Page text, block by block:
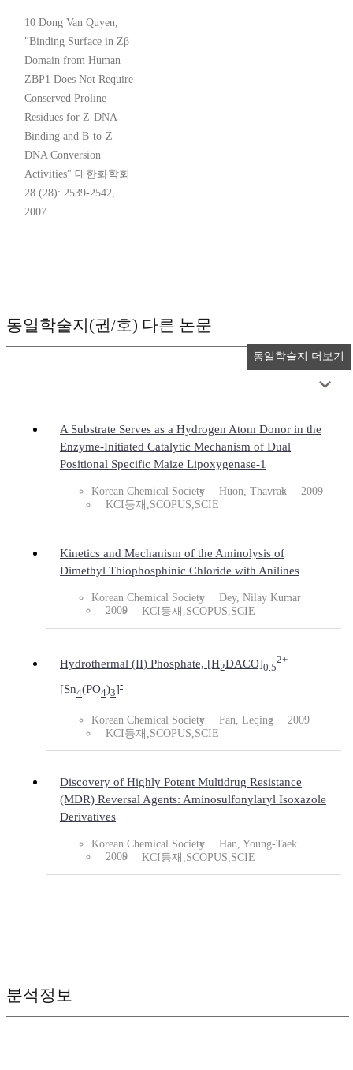
10 Dong Van Quyen,
"Binding Surface in Zβ
Domain from Human
ZBP1 Does Not Require
Conserved Proline
Residues for Z-DNA
Binding and B-to-Z-
DNA Conversion
Activities" 대한화학회
28 (28): 2539-2542,
2007
동일학술지(권/호) 다른 논문
A Substrate Serves as a Hydrogen Atom Donor in the
Enzyme-Initiated Catalytic Mechanism of Dual
Positional Specific Maize Lipoxygenase-1
Korean Chemical Society Huon, Thavrak
2009
KCI등재,SCOPUS,SCIE
Kinetics and Mechanism of the Aminolysis of
Dimethyl Thiophosphinic Chloride with Anilines
Korean Chemical Society
Dey, Nilay Kumar
2009
KCI등재,SCOPUS,SCIE
Hydrothermal (II) Phosphate, [H2DACO]0.5
2+
[Sn4(PO4)3]-
Korean Chemical Society Fan, Leqing
2009
KCI등재,SCOPUS,SCIE
Discovery of Highly Potent Multidrug Resistance
(MDR) Reversal Agents: Aminosulfonylaryl Isoxazole
Derivatives
Korean Chemical Society
Han, Young-Taek
2009
KCI등재,SCOPUS,SCIE
동일학술지 더보기
분석정보